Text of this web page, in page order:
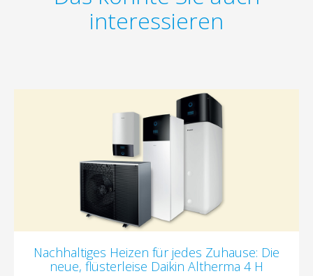
interessieren
Nachhaltiges Heizen für jedes Zuhause: Die
neue, flüsterleise Daikin Altherma 4 H